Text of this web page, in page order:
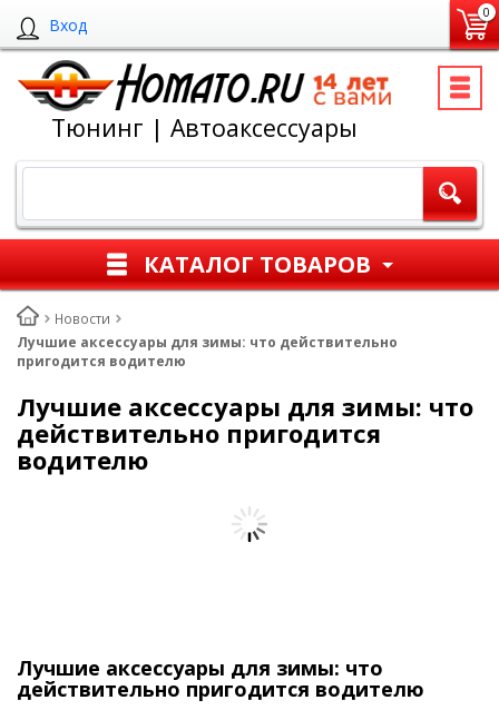
Вход
0
Тюнинг | Автоаксессуары
КАТАЛОГ ТОВАРОВ
Новости
Лучшие аксессуары для зимы: что действительно
пригодится водителю
Лучшие аксессуары для зимы: что
действительно пригодится
водителю
Лучшие аксессуары для зимы: что
действительно пригодится водителю